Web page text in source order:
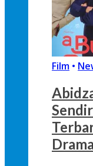
Film •